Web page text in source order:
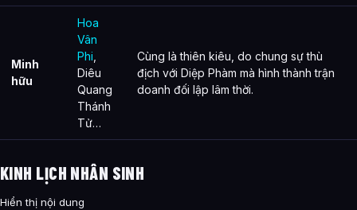
Minh
hữu
Hoa
Vân
Phi
Diêu
Quang
Thánh
Tử…
Cùng là thiên kiêu, do chung sự thù
địch với Diệp Phàm mà hình thành trận
doanh đối lập lâm thời.
KINH LỊCH NHÂN SINH
Hiển thị nội dung